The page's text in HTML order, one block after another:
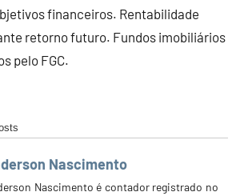
financeiros. Rentabilidade
retorno futuro. Fundos imobiliários
pelo FGC.
Nascimento
Nascimento é contador registrado no